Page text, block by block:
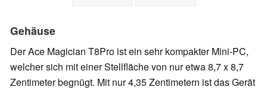
Gehäuse
Der Ace Magician T8Pro ist ein sehr kompakter Mini-PC,
welcher sich mit einer Stellfläche von nur etwa 8,7 x 8,7
Zentimeter begnügt. Mit nur 4,35 Zentimetern ist das Gerät